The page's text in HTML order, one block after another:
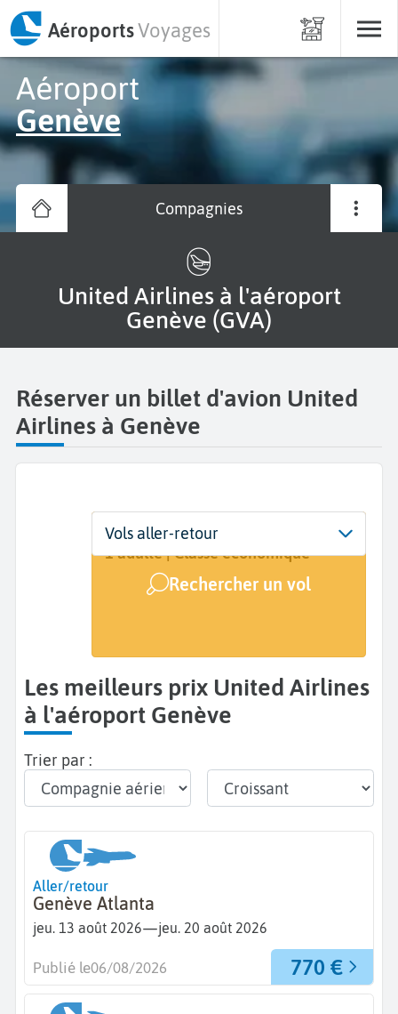
AéroportsVoyages
Aéroport
Genève
Compagnies
United Airlines à l'aéroport
Genève (GVA)
Réserver un billet d'avion United
Airlines à Genève
Départ
Genève (GVA)
Dates
Dates de votre voyage
Voyageurs | Classe
1 adulte | Classe économique
Rechercher un vol
Vols aller-retour
Les meilleurs prix United Airlines
à l'aéroport Genève
Trier par :
Aller/retour
Genève Atlanta
jeu. 13 août 2026—jeu. 20 août 2026
770 €
Publié le06/08/2026